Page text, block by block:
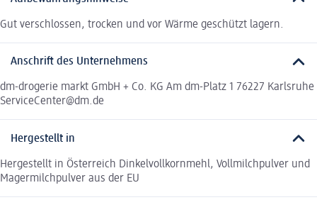
Gut verschlossen, trocken und vor Wärme geschützt lagern.
Anschrift des Unternehmens
dm-drogerie markt GmbH + Co. KG Am dm-Platz 1 76227 Karlsruhe
ServiceCenter@dm.de
Hergestellt in
Hergestellt in Österreich Dinkelvollkornmehl, Vollmilchpulver und
Magermilchpulver aus der EU